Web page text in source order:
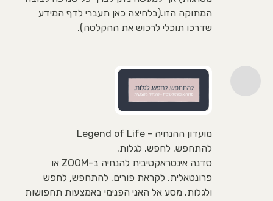
המתוקה הזו.(בלחיצה כאן תעברי לדף המידע
שדרכו תוכלי לרכוש את ההקלטה).
מועדון ההנחיה - Legend of Life
להתחפש. לחפש. לגלות.
סדנה אינטראקטיבית להנחיה ב-ZOOM או
פרונטאלית. לקראת פורים. להתחפש, לחפש
ולגלות. מסע אל האני הפנימי באמצעות תחפושות